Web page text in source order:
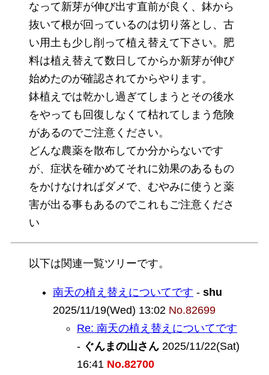
なって新芽が伸び出す直前が良く、鉢から
抜いて根が回っているのは切り落とし、古
い用土も少し削って植え替えて下さい。肥
料は植え替えて数日してからか新芽が伸び
始めたのが確認されてからやります。
鉢植えでは乾かし過ぎてしまうとその後水
をやっても回復しなくて枯れてしまう危険
があるのでご注意ください。
どんな農薬を散布してか分からないです
が、症状を確かめてそれに効果のあるもの
をかけなければダメで、むやみに使うと薬
害が出る事もあるのでこれもご注意くださ
い
以下は関連一覧ツリーです。
南天の植え替えについてです - shu
2025/11/19(Wed) 13:02 No.82699
Re: 南天の植え替えについてです
- ぐんまの山さん 2025/11/22(Sat)
16:41 No.82700